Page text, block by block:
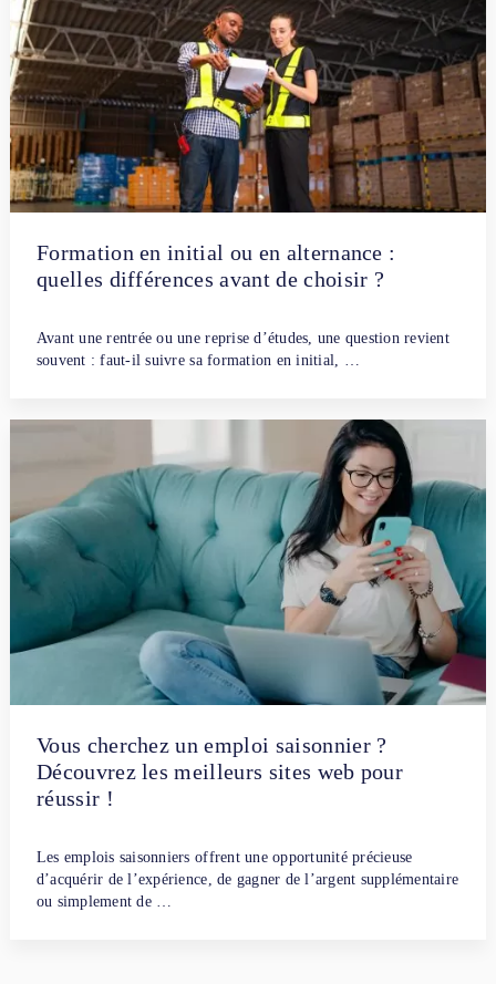
Formation en initial ou en alternance :
quelles différences avant de choisir ?
Avant une rentrée ou une reprise d’études, une question revient
souvent : faut-il suivre sa formation en initial, …
Vous cherchez un emploi saisonnier ?
Découvrez les meilleurs sites web pour
réussir !
Les emplois saisonniers offrent une opportunité précieuse
d’acquérir de l’expérience, de gagner de l’argent supplémentaire
ou simplement de …